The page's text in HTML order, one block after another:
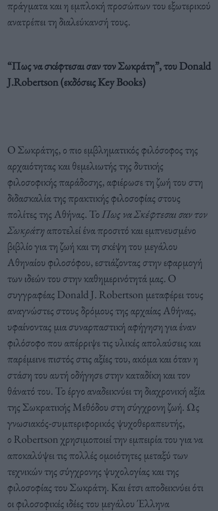
πράγματα και η εμπλοκή προσώπων του εξωτερικού
ανατρέπει τη διαλεύκανσή τους.
“Πως να σκέφτεσαι σαν τον Σωκράτη”, του Donald
J.Robertson(εκδόσεις Κey Books)
Ο Σωκράτης, ο πιο εμβληματικός φιλόσοφος της
αρχαιότητας και θεμελιωτής της δυτικής
φιλοσοφικής παράδοσης, αφιέρωσε τη ζωή του στη
διδασκαλία της πρακτικής φιλοσοφίας στους
πολίτες της Αθήνας. ΤοΠως να Σκέφτεσαι σαν τον
Σωκράτηαποτελεί ένα προσιτό και εμπνευσμένο
βιβλίο για τη ζωή και τη σκέψη του μεγάλου
Αθηναίου φιλοσόφου, εστιάζοντας στην εφαρμογή
των ιδεών του στην καθημερινότητά μας. Ο
συγγραφέας Donald J. Robertson μεταφέρει τους
αναγνώστες στους δρόμους της αρχαίας Αθήνας,
υφαίνοντας μια συναρπαστική αφήγηση για έναν
φιλόσοφο που απέρριψε τις υλικές απολαύσεις και
παρέμεινε πιστός στις αξίες του, ακόμα και όταν η
στάση του αυτή οδήγησε στην καταδίκη και τον
θάνατό του. Το έργο αναδεικνύει τη διαχρονική αξία
της Σωκρατικής Μεθόδου στη σύγχρονη ζωή. Ως
γνωσιακός-συμπεριφορικός ψυχοθεραπευτής,
ο Robertson χρησιμοποιεί την εμπειρία του για να
αποκαλύψει τις πολλές ομοιότητες μεταξύ των
τεχνικών της σύγχρονης ψυχολογίας και της
φιλοσοφίας του Σωκράτη. Και έτσι αποδεικνύει ότι
οι φιλοσοφικές ιδέες του μεγάλου Έλληνα